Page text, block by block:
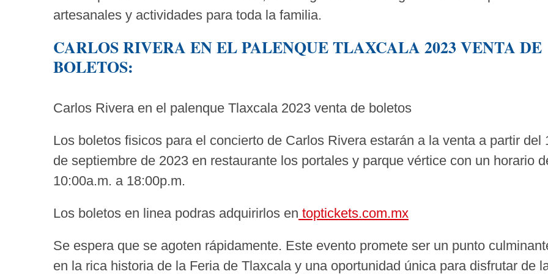
artesanales y actividades para toda la familia.
CARLOS RIVERA EN EL PALENQUE TLAXCALA 2023 VENTA DE
BOLETOS:
Carlos Rivera en el palenque Tlaxcala 2023 venta de boletos
Los boletos fisicos para el concierto de Carlos Rivera estarán a la venta a partir del
de septiembre de 2023 en restaurante los portales y parque vértice con un horario
10:00a.m. a 18:00p.m.
Los boletos en linea podras adquirirlos en toptickets.com.mx
Se espera que se agoten rápidamente. Este evento promete ser un punto
en la rica historia de la Feria de Tlaxcala y una oportunidad única para disfrutar de